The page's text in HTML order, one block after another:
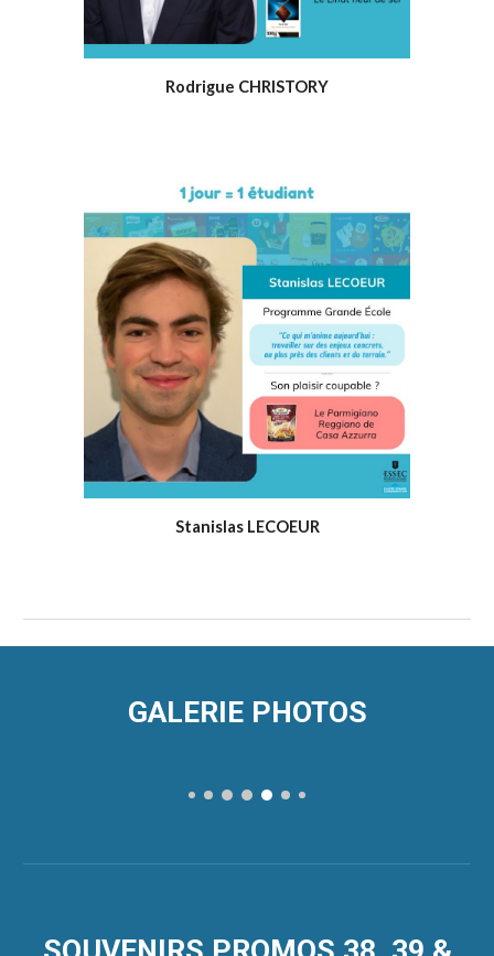
Rodrigue CHRISTORY
Stanislas LECOEUR
GALERIE PHOTOS